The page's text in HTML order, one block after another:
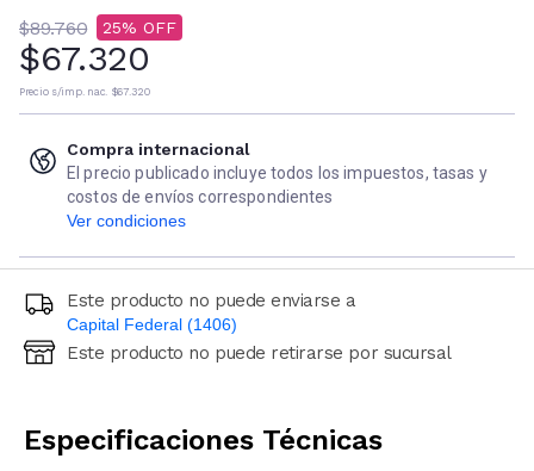
$89.760 25
$67.320
Precio s/imp. nac. $67.320
Compra internacional
El precio publicado incluye todos los impuestos, tasas y
costos de envíos correspondientes
Ver condiciones
Este producto no puede enviarse a
Capital Federal (1406)
Ingresá código postal (sólo números)
Este producto no puede retirarse por sucursal
Especificaciones Técnicas